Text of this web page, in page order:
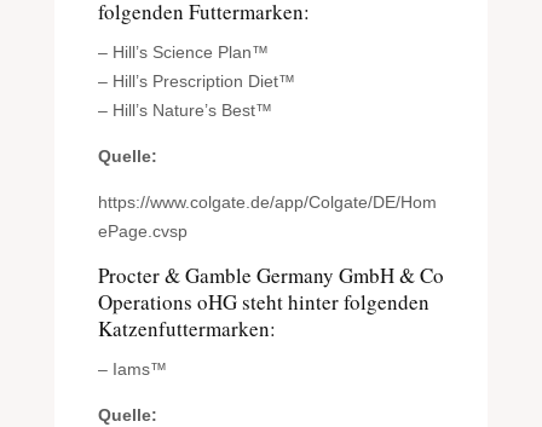
folgenden Futtermarken:
– Hill’s Science Plan™
– Hill’s Prescription Diet™
– Hill’s Nature’s Best™
Quelle:
https://www.colgate.de/app/Colgate/DE/Hom
ePage.cvsp
Procter & Gamble Germany GmbH & Co
Operations oHG steht hinter folgenden
Katzenfuttermarken:
– Iams™
Quelle: